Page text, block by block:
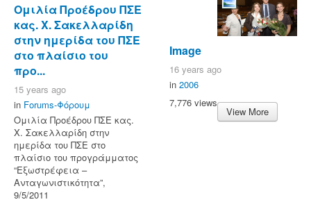
Ομιλία Προέδρου ΠΣΕ
κας. Χ. Σακελλαρίδη
στην ημερίδα του ΠΣΕ
στο πλαίσιο του
προ...
15 years ago
in Forums-Φόρουμ
Ομιλία Προέδρου ΠΣΕ κας.
Χ. Σακελλαρίδη στην
ημερίδα του ΠΣΕ στο
πλαίσιο του προγράμματος
“Εξωστρέφεια –
Ανταγωνιστικότητα”,
9/5/2011
Image
16 years ago
in 2006
7,776 views
View More